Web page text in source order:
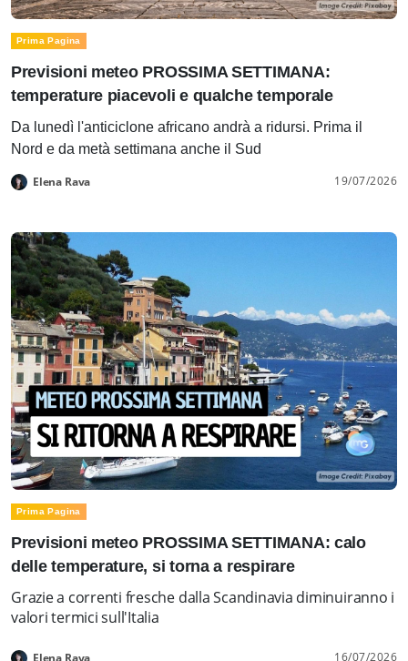
Prima Pagina
Previsioni meteo PROSSIMA SETTIMANA:
temperature piacevoli e qualche temporale
Da lunedì l'anticiclone africano andrà a ridursi. Prima il
Nord e da metà settimana anche il Sud
Elena Rava 19/07/2026
Prima Pagina
Previsioni meteo PROSSIMA SETTIMANA: calo
delle temperature, si torna a respirare
Grazie a correnti fresche dalla Scandinavia diminuiranno i
valori termici sull'Italia
Elena Rava 16/07/2026